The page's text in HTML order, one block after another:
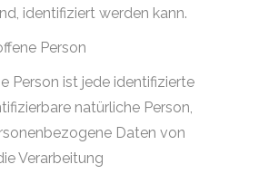
identifiziert werden kann.
Person
Person ist jede identifizierte
natürliche Person,
Daten von
Verarbeitung